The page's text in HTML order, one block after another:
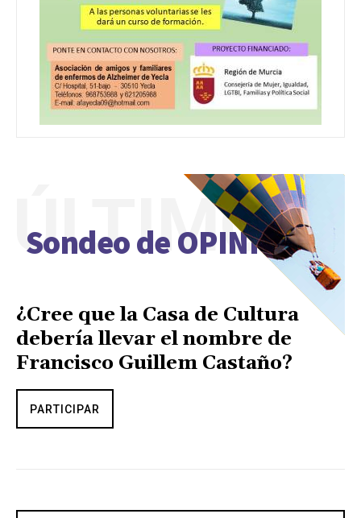
Sondeo de OPINIÓN
ÚLTIMO
¿Cree que la Casa de Cultura
debería llevar el nombre de
Francisco Guillem Castaño?
PARTICIPAR